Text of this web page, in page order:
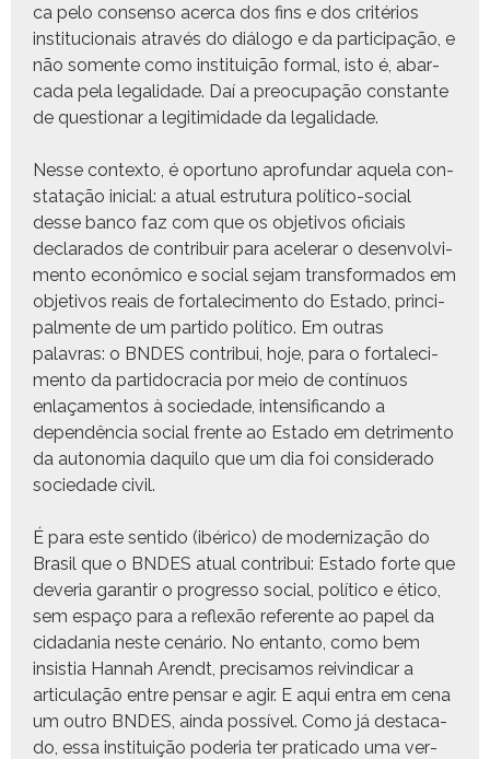
ca pelo con­sen­so acer­ca dos fins e dos critérios
insti­tu­cionais através do diál­o­go e da par­tic­i­pação, e
não somente como insti­tu­ição for­mal, isto é, abar­
ca­da pela legal­i­dade. Daí a pre­ocu­pação con­stante
de ques­tionar a legit­im­i­dade da legalidade.
Nesse con­tex­to, é opor­tuno apro­fun­dar aque­la con­
statação ini­cial: a atu­al estru­tu­ra políti­co-social
desse ban­co faz com que os obje­tivos ofi­ci­ais
declar­a­dos de con­tribuir para acel­er­ar o desen­volvi­
men­to econômi­co e social sejam trans­for­ma­dos em
obje­tivos reais de for­t­alec­i­men­to do Esta­do, prin­ci­
pal­mente de um par­tido políti­co. Em out­ras
palavras: o BNDES con­tribui, hoje, para o for­t­alec­i­
men­to da par­tidoc­ra­cia por meio de con­tín­u­os
enlaça­men­tos à sociedade, inten­si­f­i­can­do a
dependên­cia social frente ao Esta­do em detri­men­to
da autono­mia daqui­lo que um dia foi con­sid­er­a­do
sociedade civil.
É para este sen­ti­do (ibéri­co) de mod­ern­iza­ção do
Brasil que o BNDES atu­al con­tribui: Esta­do forte que
dev­e­ria garan­tir o pro­gres­so social, políti­co e éti­co,
sem espaço para a reflexão ref­er­ente ao papel da
cidada­nia neste cenário. No entan­to, como bem
insis­tia Han­nah Arendt, pre­cisamos reivin­dicar a
artic­u­lação entre pen­sar e agir. E aqui entra em cena
um out­ro BNDES, ain­da pos­sív­el. Como já desta­ca­
do, essa insti­tu­ição pode­ria ter prat­i­ca­do uma ver­